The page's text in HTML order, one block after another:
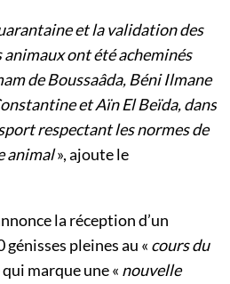
et la validation des
ont été acheminés
de Boussaâda, Béni Ilmane
et Aïn El Beïda, dans
respectant les normes de
animal», ajoute le
la réception d’un
pleines au « cours du
qui marque une « nouvelle